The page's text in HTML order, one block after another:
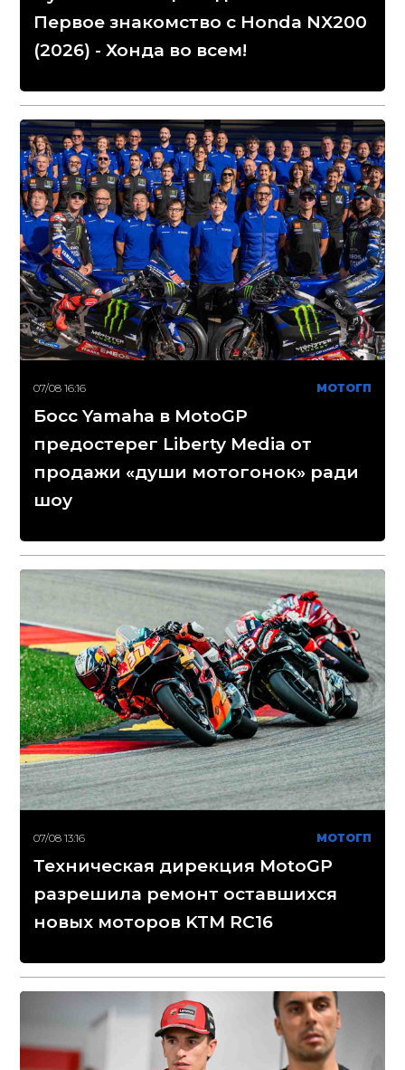
Первое знакомство с Honda NX200
(2026) - Хонда во всем!
07/08 16:16 МОТОГП
Босс Yamaha в MotoGP
предостерег Liberty Media от
продажи «души мотогонок» ради
шоу
07/08 13:16 МОТОГП
Техническая дирекция MotoGP
разрешила ремонт оставшихся
новых моторов KTM RC16